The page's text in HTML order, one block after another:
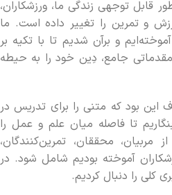
قابل توجهی زندگی ما، ورزشکاران،
و تمرین را تغییر داده است. ما
و برآن شدیم تا با تکیه بر
جامع، دِین خود را به حیطه
این بود که متنی را برای تدریس در
تا فاصله میان علم و عمل را
مربیان، محققان، تمرین‌کنندگان،
آموخته بودیم شامل شود. در
کلی را دنبال کردیم.